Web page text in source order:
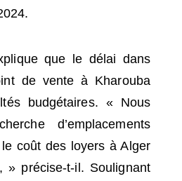
que le délai dans
de vente à Kharouba
budgétaires. « Nous
d’emplacements
coût des loyers à Alger
» précise-t-il. Soulignant